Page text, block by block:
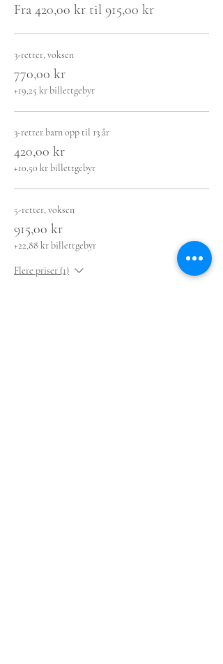
Fra 420,00 kr til 915,00 kr
3-retter, voksen
770,00 kr
+19,25 kr billettgebyr
3-retter barn opp til 13 år
420,00 kr
+10,50 kr billettgebyr
5-retter, voksen
915,00 kr
+22,88 kr billettgebyr
Flere priser (1)